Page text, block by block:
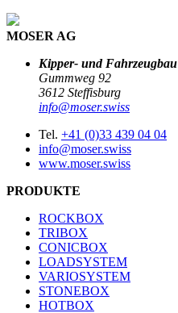
MOSER AG
Kipper- und Fahrzeugbau
Gummweg 92
3612 Steffisburg
info@moser.swiss
Tel. +41 (0)33 439 04 04
info@moser.swiss
www.moser.swiss
PRODUKTE
ROCKBOX
TRIBOX
CONICBOX
LOADSYSTEM
VARIOSYSTEM
STONEBOX
HOTBOX